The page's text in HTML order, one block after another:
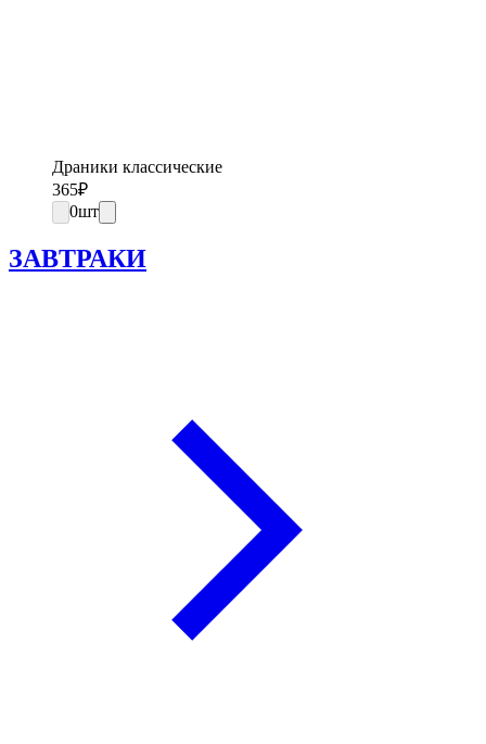
Драники классические
365₽
0шт
ЗАВТРАКИ